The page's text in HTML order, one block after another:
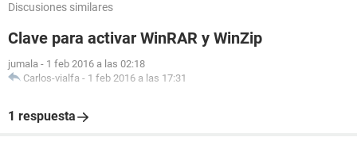
Discusiones similares
Clave para activar WinRAR y WinZip
jumala - 1 feb 2016 a las 02:18
Carlos-vialfa - 1 feb 2016 a las 17:31
1 respuesta